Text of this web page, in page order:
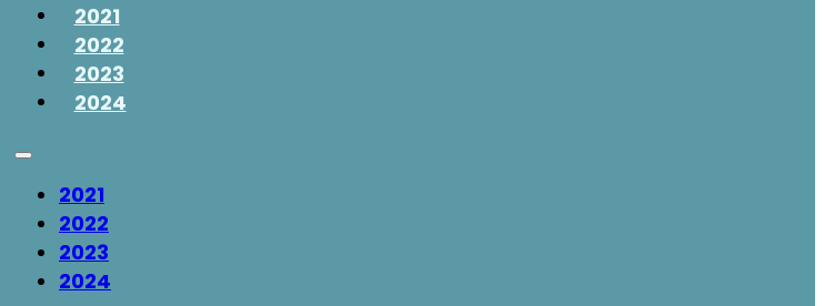
2021
2022
2023
2024
2021
2022
2023
2024